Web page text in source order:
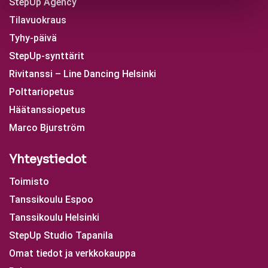
Tilavuokraus
Tyhy-päivä
StepUp-synttärit
Rivitanssi – Line Dancing Helsinki
Polttariopetus
Häätanssiopetus
Marco Bjurström
Yhteystiedot
Toimisto
Tanssikoulu Espoo
Tanssikoulu Helsinki
StepUp Studio Tapanila
Omat tiedot ja verkkokauppa